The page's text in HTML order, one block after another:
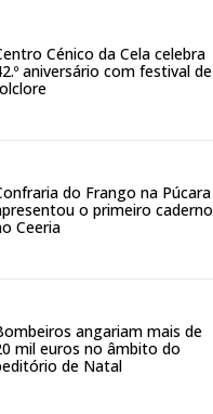
para
Cénico da Cela celebra
aniversário com festival de
do Frango na Púcara
o primeiro caderno
Ceeria
angariam mais de
mil euros no âmbito do
de Natal